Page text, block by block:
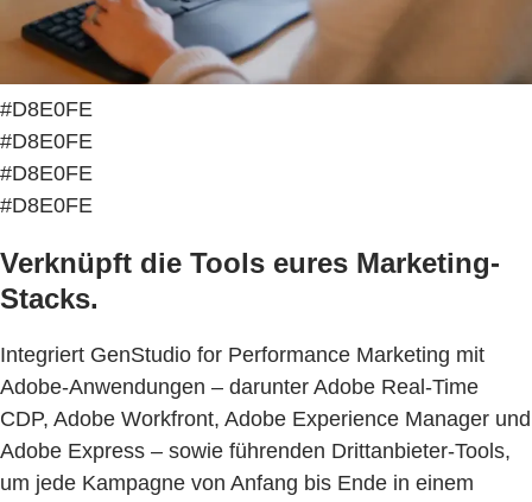
#D8E0FE
#D8E0FE
#D8E0FE
#D8E0FE
Verknüpft die Tools eures Marketing-
Stacks.
Integriert GenStudio for Performance Marketing mit
Adobe-Anwendungen – darunter Adobe Real-Time
CDP, Adobe Workfront, Adobe Experience Manager und
Adobe Express – sowie führenden Drittanbieter-Tools,
um jede Kampagne von Anfang bis Ende in einem